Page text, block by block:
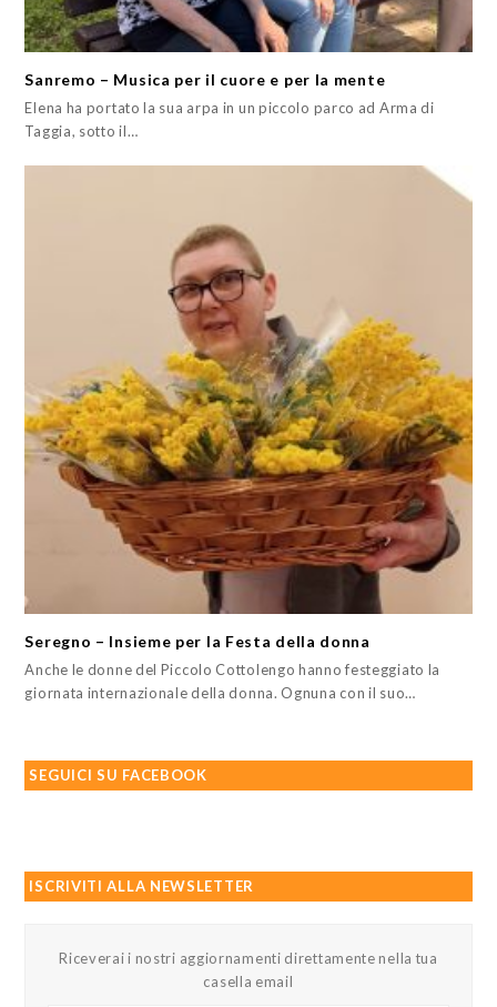
Sanremo – Musica per il cuore e per la mente
Elena ha portato la sua arpa in un piccolo parco ad Arma di
Taggia, sotto il…
Seregno – Insieme per la Festa della donna
Anche le donne del Piccolo Cottolengo hanno festeggiato la
giornata internazionale della donna. Ognuna con il suo…
SEGUICI SU FACEBOOK
ISCRIVITI ALLA NEWSLETTER
Riceverai i nostri aggiornamenti direttamente nella tua
casella email